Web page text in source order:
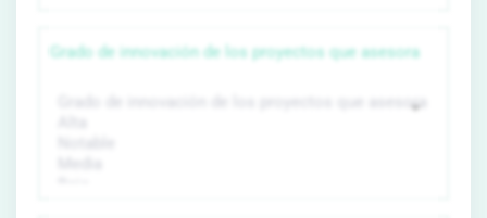
Grado de innovación de los proyectos que asesora